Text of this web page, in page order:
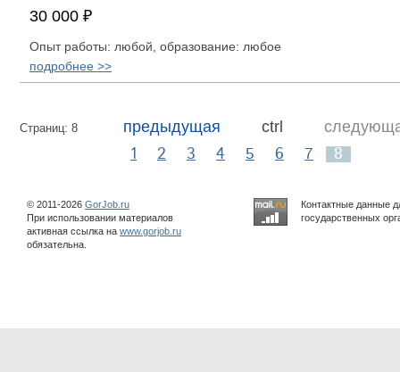
30 000 ₽
Опыт работы: любой, образование: любое
подробнее >>
Страниц: 8 предыдущая ctrl
1 2 3 4 5 6 7 8
© 2011-2026 GorJob.ru
При использовании материалов
активная ссылка на www.gorjob.ru
обязательна.
Контактные данные
государственных